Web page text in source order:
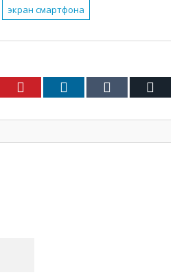
экран смартфона
Pinterest LinkedIn Tumblr